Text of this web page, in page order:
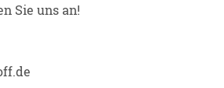
Sie uns an!